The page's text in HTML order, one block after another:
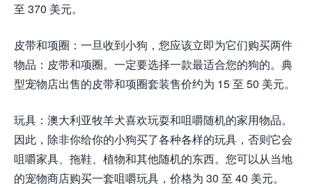
至 370 美元。
皮带和项圈：一旦收到小狗，您应该立即为它们购买两件
物品：皮带和项圈。一定要选择一款最适合您的狗的。典
型宠物店出售的皮带和项圈套装售价约为 15 至 50 美元。
玩具：澳大利亚牧羊犬喜欢玩耍和咀嚼随机的家用物品。
因此，除非你给你的小狗买了各种各样的玩具，否则它会
咀嚼家具、拖鞋、植物和其他随机的东西。您可以从当地
的宠物商店购买一套咀嚼玩具，价格为 30 至 40 美元。